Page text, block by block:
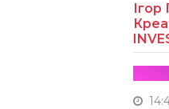
Ігор